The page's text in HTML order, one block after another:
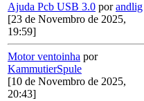
Ajuda Pcb USB 3.0 porandlig
[23 de Novembro de 2025,
19:59]
Motor ventoinha por
KammutierSpule
[10 de Novembro de 2025,
20:43]